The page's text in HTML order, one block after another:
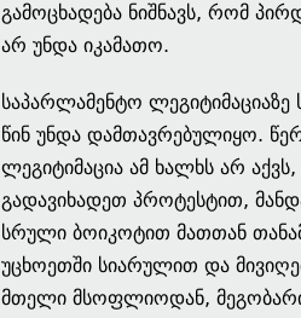
გამოცხადება ნიშნავს, რომ
არ უნდა იკამათო.
საპარლამენტო
წინ უნდა დამთავრებულიყო.
ლეგიტიმაცია ამ ხალხს არ
გადავიხადეთ პროტესტით,
სრული ბოიკოტით მათთან
უცხოეთში სიარულით და
მთელი მსოფლიოდან, მეგობარი